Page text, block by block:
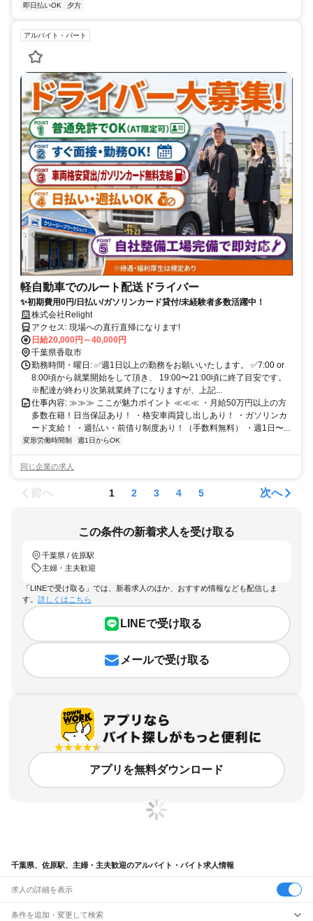
即日払いOK
夕方
アルバイト・パート
軽自動車でのルート配送ドライバー
✨初期費用0円/日払い/ガソリンカード貸付/未経験者多数活躍中！
株式会社Relight
アクセス: 現場への直行直帰になります!
日給20,000円～40,000円
千葉県香取市
勤務時間・曜日: ✅週1日以上の勤務をお願いいたします。 ✅7:00 or
8:00頃から就業開始をして頂き、 19:00〜21:00頃に終了目安です。
※配達が終わり次第就業終了になりますが、上記...
仕事内容: ≫≫≫ ここが魅力ポイント ≪≪≪ ・月給50万円以上の方
多数在籍！日当保証あり！ ・格安車両貸し出しあり！ ・ガソリンカ
ード支給！ ・週払い・前借り制度あり！（手数料無料） ・週1日〜...
変形労働時間制 週1日からOK
同じ企業の求人
前へ 1 2 3 4 5 次へ
この条件の新着求人を受け取る
千葉県 / 佐原駅
主婦・主夫歓迎
「LINEで受け取る」では、新着求人のほか、おすすめ情報なども配信しま
す。 詳しくはこちら
LINEで受け取る
メールで受け取る
アプリを無料ダウンロード
千葉県、佐原駅、主婦・主夫歓迎のアルバイト・バイト求人情報
求人の詳細を表示
条件を追加・変更して検索